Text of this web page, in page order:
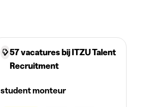
57 vacatures bij ITZU Talent
Recruitment
student monteur